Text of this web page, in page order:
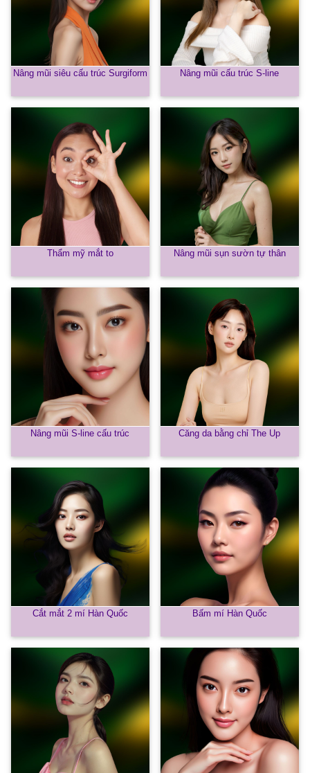
Nâng mũi siêu cấu trúc Surgiform Nâng mũi cấu trúc S-line
Thẩm mỹ mắt to Nâng mũi sụn sườn tự thân
Nâng mũi S-line cấu trúc Căng da bằng chỉ The Up
Cắt mắt 2 mí Hàn Quốc Bấm mí Hàn Quốc